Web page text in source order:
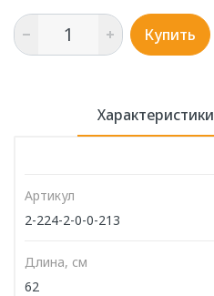
Купить
Характеристики
Артикул
2-224-2-0-0-213
Длина, см
62